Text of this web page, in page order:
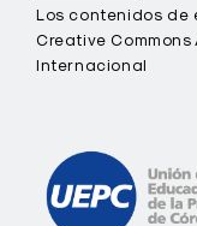
Los contenidos de
Creative
Internacional